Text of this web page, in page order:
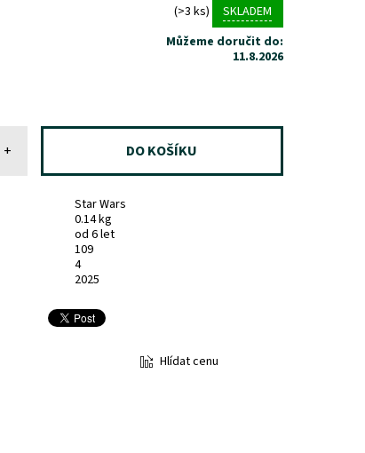
(>3 ks)
SKLADEM
Můžeme doručit do:
11.8.2026
+
Star Wars
0.14 kg
od 6 let
109
4
2025
Hlídat cenu